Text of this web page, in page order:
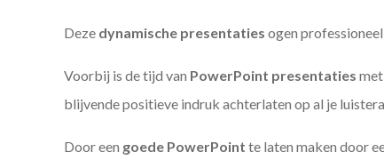
Deze dynamische presentaties ogen
Voorbij is de tijd van PowerPoint presentaties
blijvende positieve indruk achterlaten op al je
Door een goede PowerPoint te laten maken door